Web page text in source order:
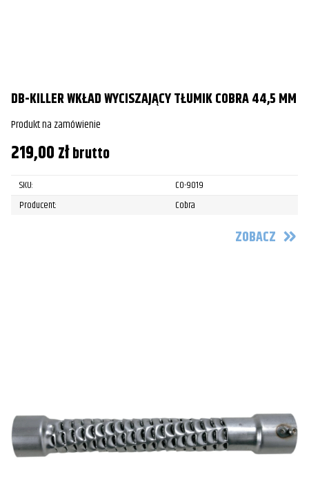
DB-KILLER WKŁAD WYCISZAJĄCY TŁUMIK COBRA 44,5 MM
Produkt na zamówienie
219,00złbrutto
SKU:
CO-9019
Producent:
Cobra
ZOBACZ